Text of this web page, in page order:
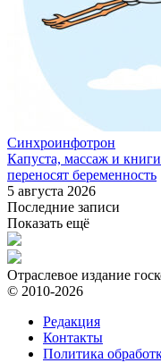
Синхроинфотрон
Капуста, массаж и
переносят беременность
5 августа 2026
Последние записи
Показать ещё
Отраслевое издание
© 2010-2026
Редакция
Контакты
Политика